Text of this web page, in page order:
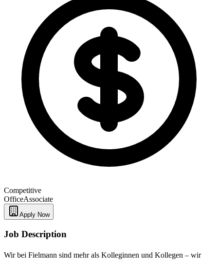
Competitive
OfficeAssociate
Apply Now
Job Description
Wir bei Fielmann sind mehr als Kolleginnen und Kollegen – wir